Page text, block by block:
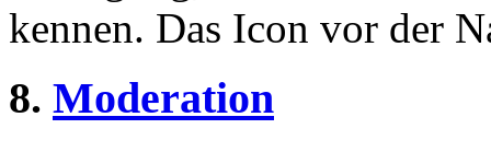
kennen. Das Icon vor der
8. Moderation